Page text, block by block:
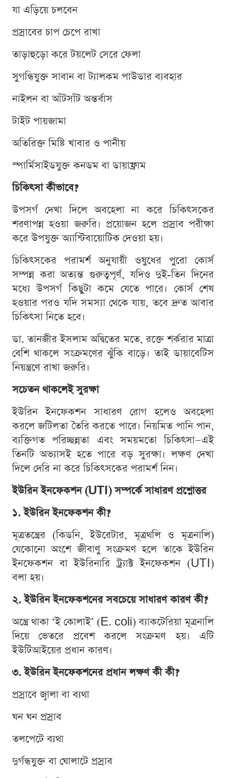
যা এড়িয়ে চলবেন
প্রস্রাবের চাপ চেপে রাখা
তাড়াহুড়ো করে টয়লেট সেরে ফেলা
সুগন্ধিযুক্ত সাবান বা ট্যালকম পাউডার ব্যবহার
নাইলন বা আঁটসাঁট অন্তর্বাস
টাইট পায়জামা
অতিরিক্ত মিষ্টি খাবার ও পানীয়
স্পার্মিসাইডযুক্ত কনডম বা ডায়াফ্রাম
চিকিৎসা কীভাবে?
উপসর্গ দেখা দিলে অবহেলা না করে চিকিৎসকের
শরণাপন্ন হওয়া জরুরি। প্রয়োজন হলে প্রস্রাব পরীক্ষা
করে উপযুক্ত অ্যান্টিবায়োটিক দেওয়া হয়।
চিকিৎসকের পরামর্শ অনুযায়ী ওষুধের পুরো কোর্স
সম্পন্ন করা অত্যন্ত গুরুত্বপূর্ণ, যদিও দুই-তিন দিনের
মধ্যে উপসর্গ কিছুটা কমে যেতে পারে। কোর্স শেষ
হওয়ার পরও যদি সমস্যা থেকে যায়, তবে দ্রুত আবার
চিকিৎসা নিতে হবে।
ডা. তানজীর ইসলাম অদ্বিতের মতে, রক্তে শর্করার মাত্রা
বেশি থাকলে সংক্রমণের ঝুঁকি বাড়ে। তাই ডায়াবেটিস
নিয়ন্ত্রণে রাখা জরুরি।
সচেতন থাকলেই সুরক্ষা
ইউরিন ইনফেকশন সাধারণ রোগ হলেও অবহেলা
করলে জটিলতা তৈরি করতে পারে। নিয়মিত পানি পান,
ব্যক্তিগত পরিচ্ছন্নতা এবং সময়মতো চিকিৎসা—এই
তিনটি অভ্যাসই হতে পারে বড় সুরক্ষা। লক্ষণ দেখা
দিলে দেরি না করে চিকিৎসকের পরামর্শ নিন।
ইউরিন ইনফেকশন (UTI) সম্পর্কে সাধারণ প্রশ্নোত্তর
১. ইউরিন ইনফেকশন কী?
মূত্রতন্ত্রের (কিডনি, ইউরেটার, মূত্রথলি ও মূত্রনালি)
যেকোনো অংশে জীবাণু সংক্রমণ হলে তাকে ইউরিন
ইনফেকশন বা ইউরিনারি ট্র্যাক্ট ইনফেকশন (UTI)
বলা হয়।
২. ইউরিন ইনফেকশনের সবচেয়ে সাধারণ কারণ কী?
অন্ত্রে থাকা ‘ই কোলাই’ (E. coli) ব্যাকটেরিয়া মূত্রনালি
দিয়ে ভেতরে প্রবেশ করলে সংক্রমণ হয়। এটি
ইউটিআইয়ের প্রধান কারণ।
৩. ইউরিন ইনফেকশনের প্রধান লক্ষণ কী কী?
প্রস্রাবে জ্বালা বা ব্যথা
ঘন ঘন প্রস্রাব
তলপেটে ব্যথা
দুর্গন্ধযুক্ত বা ঘোলাটে প্রস্রাব